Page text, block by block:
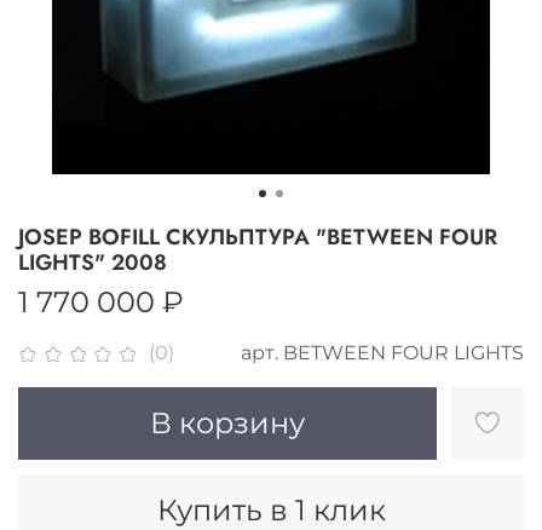
(0) арт. BETWEEN FOUR LIGHTS
JOSEP BOFILL СКУЛЬПТУРА "BETWEEN FOUR
LIGHTS" 2008
1 770 000 ₽
В корзину
Купить в 1 клик